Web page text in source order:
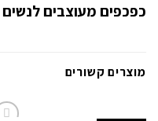
כפכפים מעוצבים לנשים
מוצרים קשורים